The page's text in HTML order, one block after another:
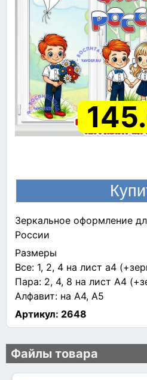
Зеркальное оформление
России
Размеры
Все: 1, 2, 4 на лист а4
Пара: 2, 4, 8 на лист А4
Алфавит: на А4, А5
Артикул: 2648
Файлы товара